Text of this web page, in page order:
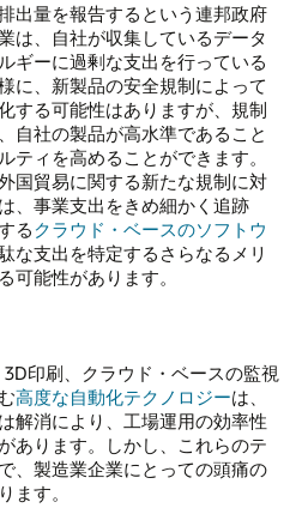
出量を報告するという連邦政府
は、自社が収集しているデータ
ギーに過剰な支出を行っている
に、新製品の安全規制によって
する可能性はありますが、規制
自社の製品が高水準であること
ティを高めることができます。
国貿易に関する新たな規制に対
、事業支出をきめ細かく追跡
るクラウド・ベースのソフトウ
な支出を特定するさらなるメリ
可能性があります。
印刷、クラウド・ベースの監視
高度な自動化テクノロジーは、
解消により、工場運用の効率性
あります。しかし、これらのテ
、製造業企業にとっての頭痛の
ます。